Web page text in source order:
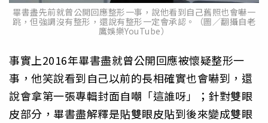
畢書盡先前就曾公開回應整形一事，說他看到自己舊照也會嚇一
跳，但強調沒有整形，還說有整形一定會承認。（圖／翻攝自老
鷹娛樂YouTube）
事實上2016年畢書盡就曾公開回應被懷疑整形一
事，他笑說看到自己以前的長相確實也會嚇到，還
說會拿第一張專輯封面自嘲「這誰呀」；針對雙眼
皮部分，畢書盡解釋是貼雙眼皮貼到後來變成雙眼